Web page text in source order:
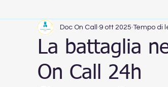
La battaglia
On Call 24h
Doc On Call 9 ott 2025 Tempo di